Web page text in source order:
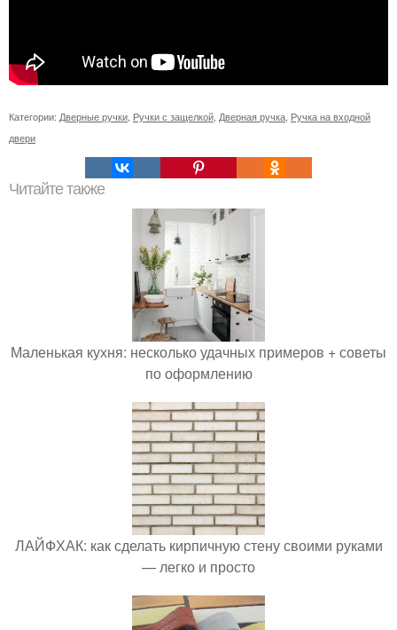
Категории: Дверные ручки Ручки с защелкой Дверная ручка Ручка на входной
двери
Читайте также
Маленькая кухня: несколько удачных примеров + советы
по оформлению
ЛАЙФХАК: как сделать кирпичную стену своими руками
— легко и просто